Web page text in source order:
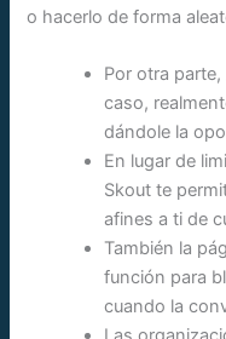
o hacerlo de forma
Por otra
caso,
dándole la
En lugar de
Skout te
afines a ti de
También la
función para
cuando la